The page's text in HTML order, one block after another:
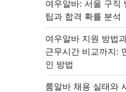
여우알바: 서울 구직
팁과 합격 확률 분석
여우알바 지원 방법
근무시간 비교까지:
인 방법
룸알바 채용 실태와